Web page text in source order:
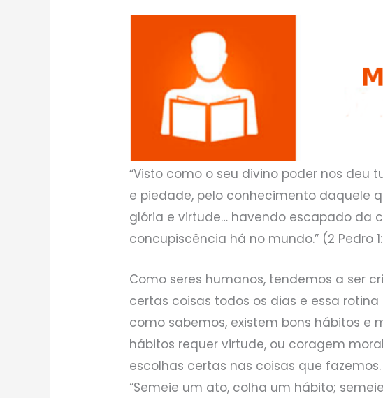
“Visto como o seu divino poder nos deu
e piedade, pelo conhecimento daquele
glória e virtude… havendo escapado da
concupiscência há no mundo.” (2 Pedro
Como seres humanos, tendemos a ser
certas coisas todos os dias e essa
como sabemos, existem bons hábitos e
hábitos requer virtude, ou coragem
escolhas certas nas coisas que
“Semeie um ato, colha um hábito;